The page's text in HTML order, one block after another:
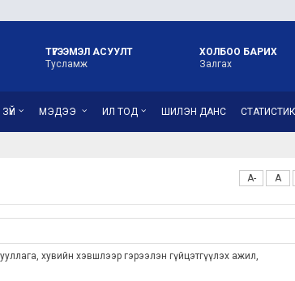
ТҮГЭЭМЭЛ АСУУЛТ
Тусламж
ХОЛБОО БАРИХ
Залгах
МЭДЭЭ ИЛ ТОД ШИЛЭН ДАНС СТАТИСТИК
A- A
хувийн хэвшлээр гэрээлэн гүйцэтгүүлэх ажил,